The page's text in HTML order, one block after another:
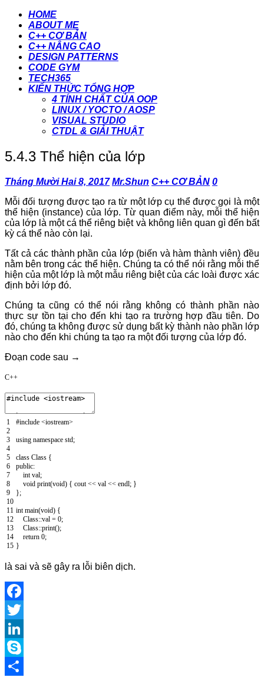
HOME
ABOUT ME
C++ CƠ BẢN
C++ NÂNG CAO
DESIGN PATTERNS
CODE GYM
TECH365
KIẾN THỨC TỔNG HỢP
4 TÍNH CHẤT CỦA OOP
LINUX / YOCTO / AOSP
VISUAL STUDIO
CTDL & GIẢI THUẬT
5.4.3 Thể hiện của lớp
Tháng Mười Hai 8, 2017 Mr.Shun C++ CƠ BẢN 0
Mỗi đối tượng được tạo ra từ một lớp cụ thể được gọi là một
thể hiện (instance) của lớp. Từ quan điểm này, mỗi thể hiện
của lớp là một cá thể riêng biệt và không liên quan gì đến bất
kỳ cá thể nào còn lại.
Tất cả các thành phần của lớp (biến và hàm thành viên) đều
nằm bên trong các thể hiện. Chúng ta có thể nói rằng mỗi thể
hiện của một lớp là một mẫu riêng biệt của các loài được xác
định bởi lớp đó.
Chúng ta cũng có thể nói rằng không có thành phần nào
thực sự tồn tại cho đến khi tạo ra trường hợp đầu tiên. Do
đó, chúng ta không được sử dụng bất kỳ thành nào phần lớp
nào cho đến khi chúng ta tạo ra một đối tượng của lớp đó.
Đoạn code sau →
C++
1
2
3
4
5
6
7
8
9
10
11
12
13
14
15
#include <iostream>
using namespace std;
class Class {
public:
int val;
void print(void) { cout << val << endl; }
};
int main(void) {
Class::val = 0;
Class::print();
return 0;
}
là sai và sẽ gây ra lỗi biên dịch.
Facebook
Twitter
LinkedIn
Skype